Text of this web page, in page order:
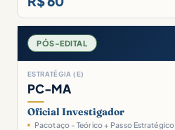
PÓS-EDITAL
ESTRATÉGIA (E)
PC-MA
Oficial Investigador
Pacotaço - Teórico + Passo Estratégico